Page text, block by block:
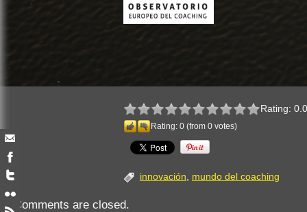
Rating:
Rating: 0 (from 0 votes)
innovación, mundo del coaching
Comments are closed.